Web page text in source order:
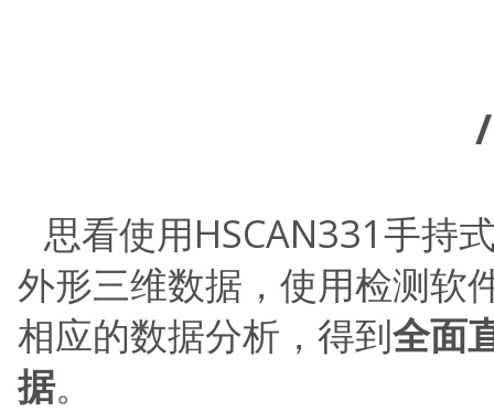
思看使用HSCAN331手持
外形三维数据，使用检测软
相应的数据分析，得到全面
据。